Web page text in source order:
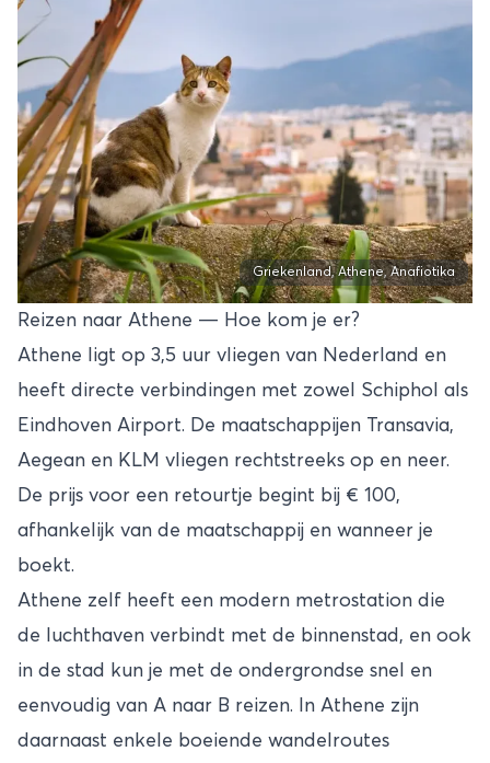
Griekenland, Athene, Anafiotika
Reizen naar Athene — Hoe kom je er?
Athene ligt op 3,5 uur vliegen van Nederland en
heeft directe verbindingen met zowel Schiphol als
Eindhoven Airport. De maatschappijen Transavia,
Aegean en KLM vliegen rechtstreeks op en neer.
De prijs voor een retourtje begint bij € 100,
afhankelijk van de maatschappij en wanneer je
boekt.
Athene zelf heeft een modern metrostation die
de luchthaven verbindt met de binnenstad, en ook
in de stad kun je met de ondergrondse snel en
eenvoudig van A naar B reizen. In Athene zijn
daarnaast enkele boeiende wandelroutes